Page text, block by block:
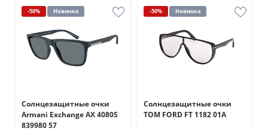
-50% Новинка
Солнцезащитные очки
Armani Exchange AX 4080S
839980 57
-50% Новинка
Солнцезащитные очки
TOM FORD FT 1182 01A